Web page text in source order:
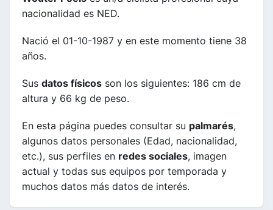
nacionalidad es NED.
Nació el 01-10-1987 y en este momento tiene 38
años.
Sus datos físicos son los siguientes: 186 cm de
altura y 66 kg de peso.
En esta página puedes consultar su palmarés,
algunos datos personales (Edad, nacionalidad,
etc.), sus perfiles en redes sociales, imagen
actual y todas sus equipos por temporada y
muchos datos más datos de interés.